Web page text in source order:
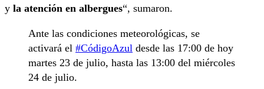
y la atención en albergues“, sumaron.
Ante las condiciones meteorológicas, se
activará el #CódigoAzul desde las 17:00 de hoy
martes 23 de julio, hasta las 13:00 del miércoles
24 de julio.